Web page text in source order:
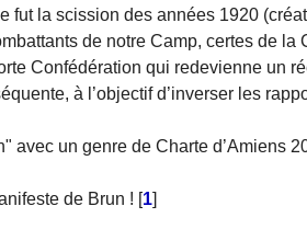
fut la scission des années 1920
de notre Camp, certes de la
Confédération qui redevienne un
à l’objectif d’inverser les
avec un genre de Charte d’Amiens
de Brun ! [1]